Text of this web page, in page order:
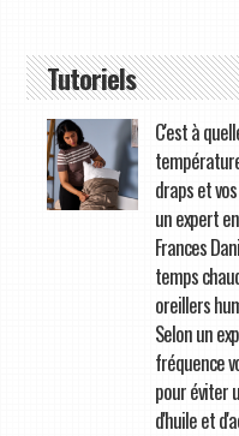
Tutoriels
C'est à
draps et
un expert
Frances
temps
oreillers
Selon un
fréquence
pour éviter
d'huile et